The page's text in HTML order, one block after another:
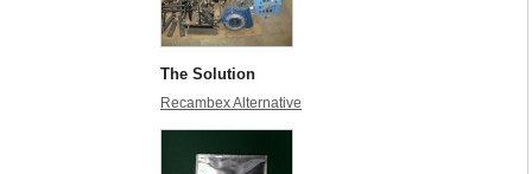
The Solution
Recambex Alternative